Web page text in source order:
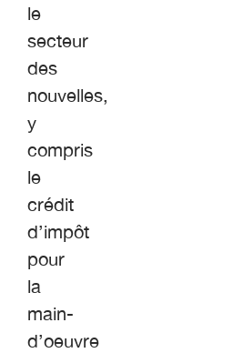
le
secteur
des
nouvelles,
y
compris
le
crédit
d’impôt
pour
la
main-
d’oeuvre